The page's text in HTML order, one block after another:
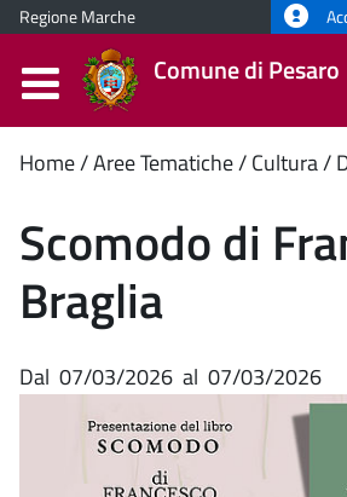
Regione Marche
Comune di Pesaro
Contenuto
principale
Home Aree Tematiche Cultura
Scomodo di
Braglia
Dal 07/03/2026 al 07/03/2026